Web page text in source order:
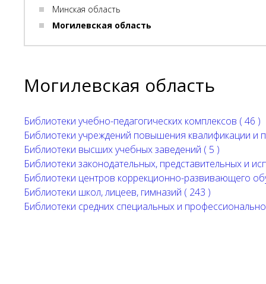
Минская область
Могилевская область
Могилевская область
Библиотеки учебно-педагогических комплексов ( 46 )
Библиотеки учреждений повышения квалификации и
Библиотеки высших учебных заведений ( 5 )
Библиотеки законодательных, представительных и
Библиотеки центров коррекционно-развивающего
Библиотеки школ, лицеев, гимназий ( 243 )
Библиотеки средних специальных и